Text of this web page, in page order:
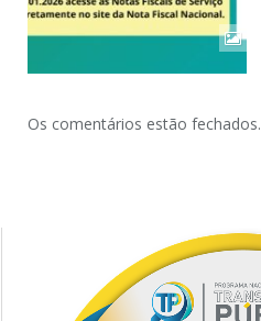
Os comentários estão fechados.